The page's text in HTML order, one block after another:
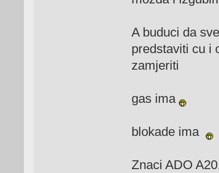
A buduci da
predstaviti cu i
zamjeriti
gas ima
blokade ima
Znaci ADO